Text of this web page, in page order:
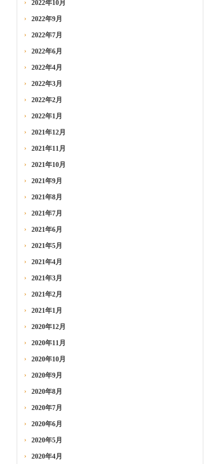
2022年10月
2022年9月
2022年7月
2022年6月
2022年4月
2022年3月
2022年2月
2022年1月
2021年12月
2021年11月
2021年10月
2021年9月
2021年8月
2021年7月
2021年6月
2021年5月
2021年4月
2021年3月
2021年2月
2021年1月
2020年12月
2020年11月
2020年10月
2020年9月
2020年8月
2020年7月
2020年6月
2020年5月
2020年4月